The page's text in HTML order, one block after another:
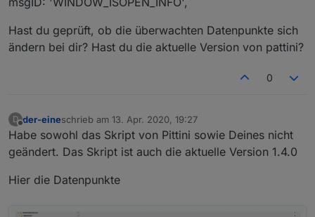
Hast du geprüft, ob die überwachten Datenpunkte sich
ändern bei dir? Hast du die aktuelle Version von pattini?
0
D
Offline
der-eineschrieb am 13. Apr. 2020, 19:27
zuletzt editiert von
Habe sowohl das Skript von Pittini sowie Deines nicht
geändert. Das Skript ist auch die aktuelle Version 1.4.0
Hier die Datenpunkte